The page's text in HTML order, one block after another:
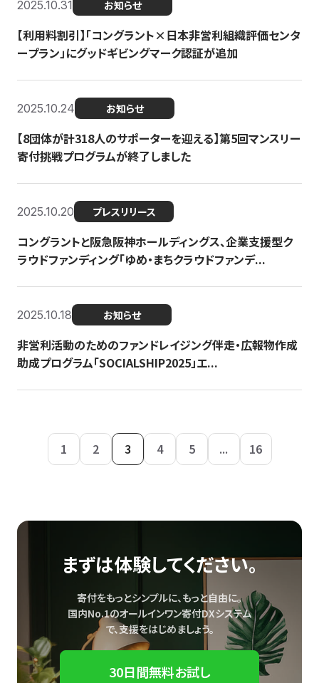
2025.10.31 お知らせ
【利用料割引】「コングラント×日本非営利組織評価センタ
ープラン」にグッドギビングマーク認証が追加
2025.10.24 お知らせ
【8団体が計318人のサポーターを迎える】​​第5回マンスリー
寄付挑戦プログラムが終了しました
2025.10.20 プレスリリース
コングラントと阪急阪神ホールディングス、企業支援型ク
ラウドファンディング「ゆめ・まちクラウドファンデ...
2025.10.18 お知らせ
非営利活動のためのファンドレイジング伴走・広報物作成
助成プログラム「SOCIALSHIP2025」エ...
1 2 3 4 5 ... 16
まずは体験してください。
寄付をもっとシンプルに、もっと自由に。
国内No.1のオールインワン寄付DXシステム
で、支援をはじめましょう。
30日間無料お試し